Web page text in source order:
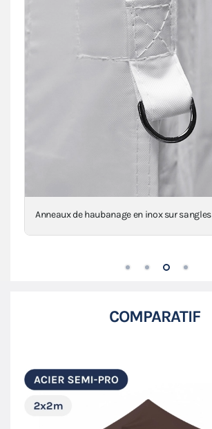
Anneaux de haubanage en inox sur sangles
COMPARATIF